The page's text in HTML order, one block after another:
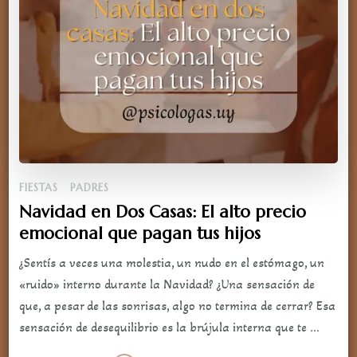
FIESTAS PADRES
Navidad en Dos Casas: El alto precio
emocional que pagan tus hijos
¿Sentís a veces una molestia, un nudo en el estómago, un
«ruido» interno durante la Navidad? ¿Una sensación de
que, a pesar de las sonrisas, algo no termina de cerrar? Esa
sensación de desequilibrio es la brújula interna que te …